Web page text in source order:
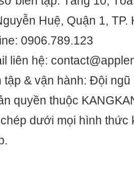
Huệ, Quận 1, TP.
0906.789.123
liên hệ:
tập & vận hành: Đội
quyền thuộc
dưới mọi hình thức